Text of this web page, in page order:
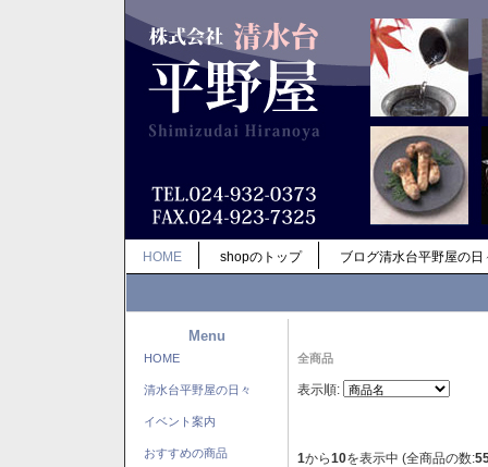
HOME shopのトップ ブログ清水台平野屋の日
Menu
HOME
清水台平野屋の日々
イベント案内
おすすめの商品
全商品
表示順:
1から10を表示中 (全商品の数: